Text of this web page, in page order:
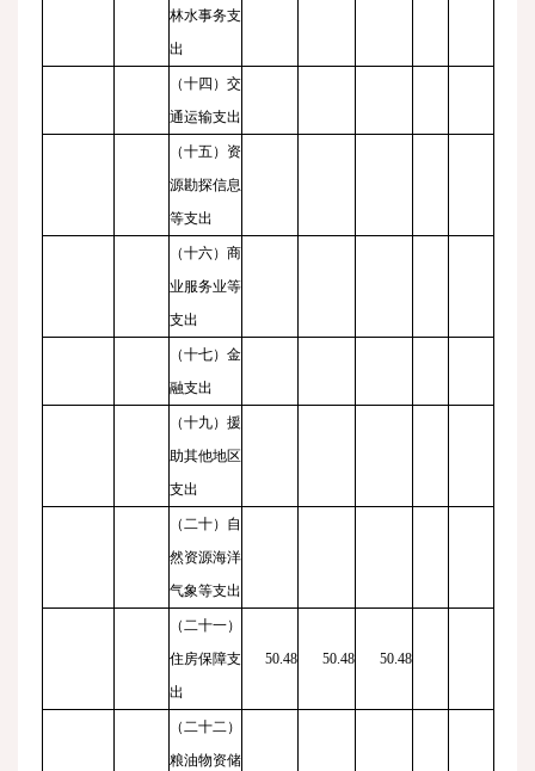
林水事务支
出
（十四）交
通运输支出
（十五）资
源勘探信息
等支出
（十六）商
业服务业等
支出
（十七）金
融支出
（十九）援
助其他地区
支出
（二十）自
然资源海洋
气象等支出
（二十一）
住房保障支
出
50.48 50.48 50.48
（二十二）
粮油物资储